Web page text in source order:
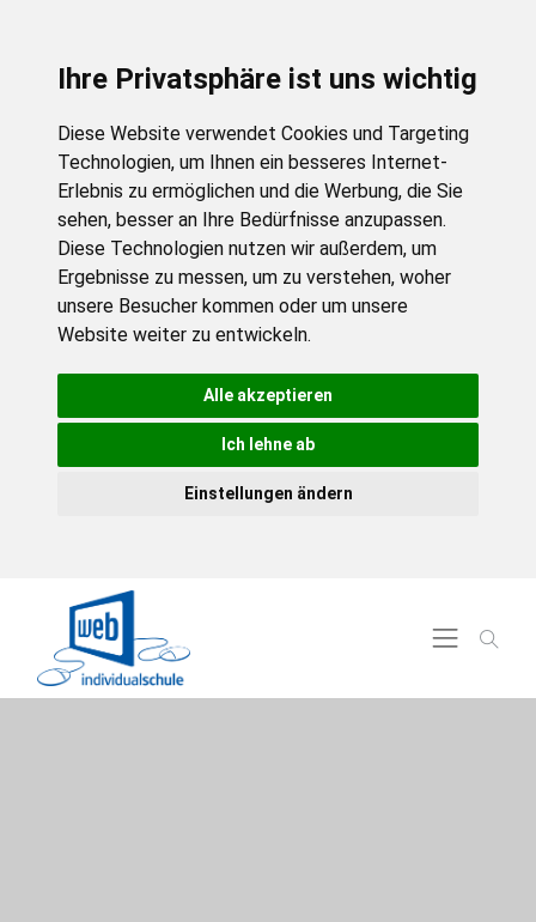
Ihre Privatsphäre ist uns wichtig
Diese Website verwendet Cookies und Targeting
Technologien, um Ihnen ein besseres Internet-
Erlebnis zu ermöglichen und die Werbung, die Sie
sehen, besser an Ihre Bedürfnisse anzupassen.
Diese Technologien nutzen wir außerdem, um
Ergebnisse zu messen, um zu verstehen, woher
unsere Besucher kommen oder um unsere
Website weiter zu entwickeln.
Alle akzeptieren
Ich lehne ab
Einstellungen ändern